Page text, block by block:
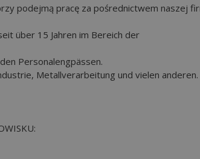
podejmą pracę za pośrednictwem naszej
über 15 Jahren im Bereich der
Personalengpässen.
Metallverarbeitung und vielen anderen.